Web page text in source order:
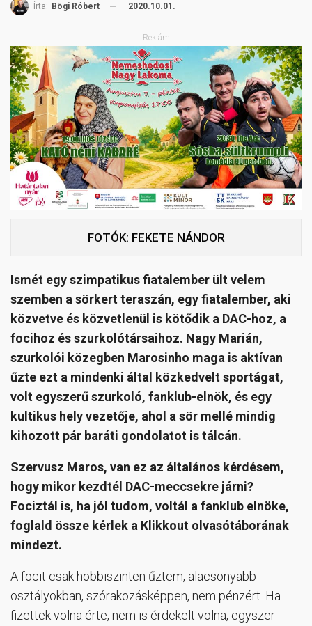
Írta: Bögi Róbert 2020.10.01.
Reklám
FOTÓK: FEKETE NÁNDOR
Ismét egy szimpatikus fiatalember ült velem
szemben a sörkert teraszán, egy fiatalember, aki
közvetve és közvetlenül is kötődik a DAC-hoz, a
focihoz és szurkolótársaihoz. Nagy Marián,
szurkolói közegben Marosinho maga is aktívan
űzte ezt a mindenki által közkedvelt sportágat,
volt egyszerű szurkoló, fanklub-elnök, és egy
kultikus hely vezetője, ahol a sör mellé mindig
kihozott pár baráti gondolatot is tálcán.
Szervusz Maros, van ez az általános kérdésem,
hogy mikor kezdtél DAC-meccsekre járni?
Fociztál is, ha jól tudom, voltál a fanklub elnöke,
foglald össze kérlek a Klikkout olvasótáborának
mindezt.
A focit csak hobbiszinten űztem, alacsonyabb
osztályokban, szórakozásképpen, nem pénzért. Ha
fizettek volna érte, nem is érdekelt volna, egyszer